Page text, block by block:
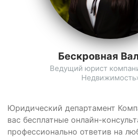
Юридический департамент
вас бесплатные онлайн-
профессионально ответив на
Бескровная
Ведущий юрист